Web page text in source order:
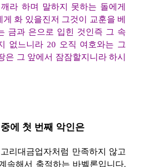
라 하며 말하지 못하는 돌에게
화 있을진저 그것이 교훈을 베
금과 은으로 입힌 것인즉 그 속
없느니라 20 오직 여호와는 그
은 그 앞에서 잠잠할지니라 하시
에 첫 번째 악인은
리대금업자처럼 만족하지 않고
속해서 축적하는 바벨론입니다.